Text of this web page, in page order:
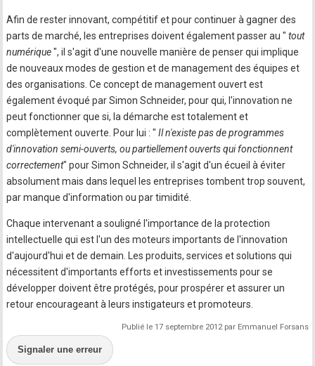
Afin de rester innovant, compétitif et pour continuer à gagner des
parts de marché, les entreprises doivent également passer au " tout
numérique", il s'agit d'une nouvelle manière de penser qui implique
de nouveaux modes de gestion et de management des équipes et
des organisations. Ce concept de management ouvert est
également évoqué par Simon Schneider, pour qui, l'innovation ne
peut fonctionner que si, la démarche est totalement et
complètement ouverte. Pour lui : " Il n'existe pas de programmes
d'innovation semi-ouverts, ou partiellement ouverts qui fonctionnent
correctement" pour Simon Schneider, il s'agit d'un écueil à éviter
absolument mais dans lequel les entreprises tombent trop souvent,
par manque d'information ou par timidité.
Chaque intervenant a souligné l'importance de la protection
intellectuelle qui est l'un des moteurs importants de l'innovation
d'aujourd'hui et de demain. Les produits, services et solutions qui
nécessitent d'importants efforts et investissements pour se
développer doivent être protégés, pour prospérer et assurer un
retour encourageant à leurs instigateurs et promoteurs.
Publié le 17 septembre 2012 par Emmanuel Forsans
Signaler une erreur